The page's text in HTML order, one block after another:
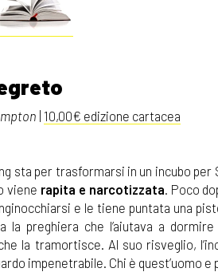
10,00€ edizione cartacea
sta per trasformarsi in un incubo per
viene rapita e narcotizzata. Poco
e le tiene puntata una
preghiera che l’aiutava a
la tramortisce. Al suo risveglio,
impenetrabile. Chi è quest’uomo